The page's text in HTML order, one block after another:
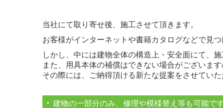
当社にて取り寄せ後、施工させて頂きます。
お客様がインターネットや書籍カタログなどで見
しかし、中には建物全体の構造上・安全面にて、
また、用具本体の補償はできない場合がございます
その際には、ご納得頂ける新たな提案をさせてい
建物の一部分のみ、修理や模様替え等も可能で